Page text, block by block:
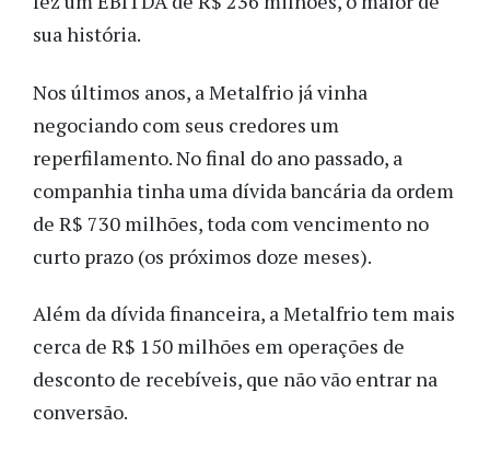
sua história.
Nos últimos anos, a Metalfrio já vinha
negociando com seus credores um
reperfilamento. No final do ano passado, a
companhia tinha uma dívida bancária da ordem
de R$ 730 milhões, toda com vencimento no
curto prazo (os próximos doze meses).
Além da dívida financeira, a Metalfrio tem mais
cerca de R$ 150 milhões em operações de
desconto de recebíveis, que não vão entrar na
conversão.